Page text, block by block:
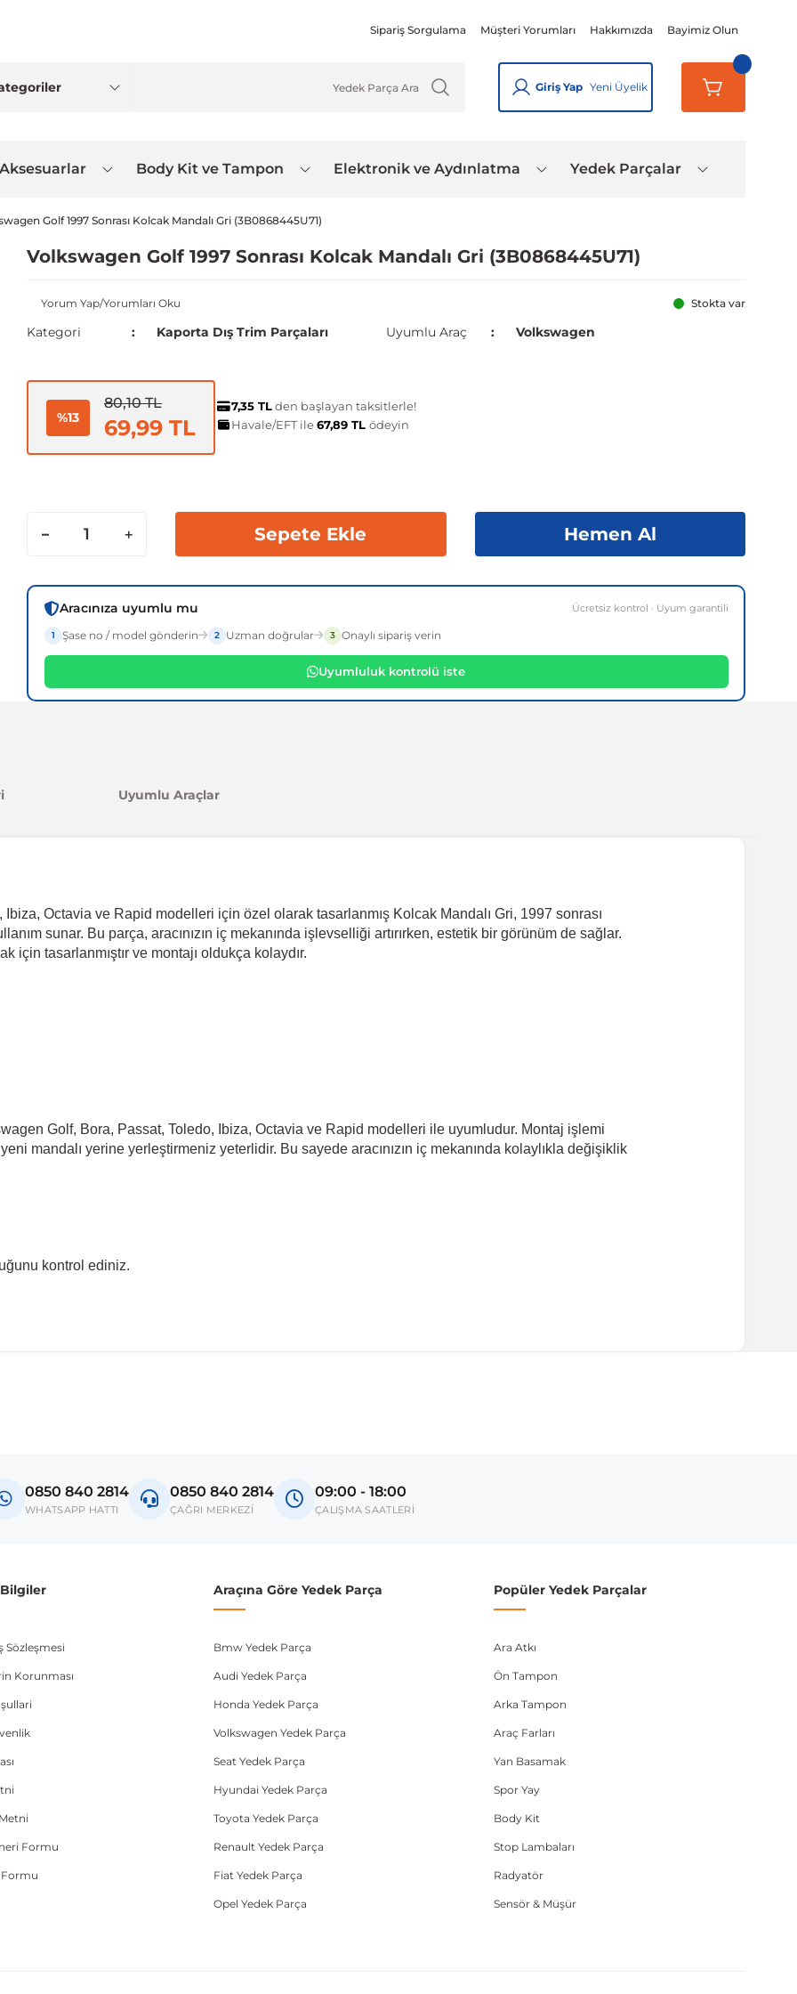
Sipariş Sorgulama Müşteri Yorumları Hakkımızda Bayimiz Olun
Giriş Yap Yeni Üyelik
Aksesuarlar Body Kit ve Tampon Elektronik ve Aydınlatma Yedek Parçalar
Golf 1997 Sonrası Kolcak Mandalı Gri (3B0868445U71)
Volkswagen Golf 1997 Sonrası Kolcak Mandalı Gri (3B0868445U71)
Yorum Yap/Yorumları Oku Stokta var
Kategori Kaporta Dış Trim Parçaları Uyumlu Araç Volkswagen
%13
80,10 TL
69,99 TL
7,35 TLden başlayan taksitlerle!
Havale/EFT ile67,89 TL ödeyin
Sepete Ekle Hemen Al
Aracınıza uyumlu mu Ücretsiz kontrol · Uyum garantili
1 Şase no / model gönderin 2 Uzman doğrular 3 Onaylı sipariş verin
Uyumluluk kontrolü iste
Uyumlu Araçlar
Octavia ve Rapid modelleri için özel olarak tasarlanmış Kolcak Mandalı Gri, 1997 sonrası
sunar. Bu parça, aracınızın iç mekanında işlevselliği artırırken, estetik bir görünüm de sağlar.
için tasarlanmıştır ve montajı oldukça kolaydır.
Golf, Bora, Passat, Toledo, Ibiza, Octavia ve Rapid modelleri ile uyumludur. Montaj işlemi
mandalı yerine yerleştirmeniz yeterlidir. Bu sayede aracınızın iç mekanında kolaylıkla değişiklik
kontrol ediniz.
ve kasa tipleri kullanabilmektedir. Sipariş vermeden önce OEM numarası veya şasi numarası ile uyumluluğu kontrol
0850 840 2814
WHATSAPP HATTI
0850 840 2814
ÇAĞRI MERKEZİ
09:00 - 18:00
ÇALIŞMA SAATLERİ
Sözleşmesi
Korunması
Formu
Formu
Araçına Göre Yedek Parça
Bmw Yedek Parça
Audi Yedek Parça
Honda Yedek Parça
Volkswagen Yedek Parça
Seat Yedek Parça
Hyundai Yedek Parça
Toyota Yedek Parça
Renault Yedek Parça
Fiat Yedek Parça
Opel Yedek Parça
Popüler Yedek Parçalar
Ara Atkı
Ön Tampon
Arka Tampon
Araç Farları
Yan Basamak
Spor Yay
Body Kit
Stop Lambaları
Radyatör
Sensör & Müşür